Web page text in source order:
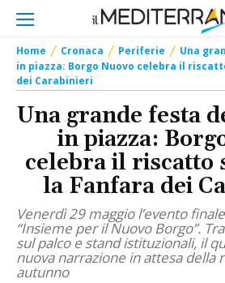
Home Cronaca Periferie
Una
in piazza: Borgo Nuovo celebra il
dei Carabinieri
Una grande festa
in piazza:
celebra il riscatto
la Fanfara dei
Venerdì 29 maggio l’evento
“Insieme per il Nuovo Borgo”.
sul palco e stand istituzionali, il
nuova narrazione in attesa della
autunno